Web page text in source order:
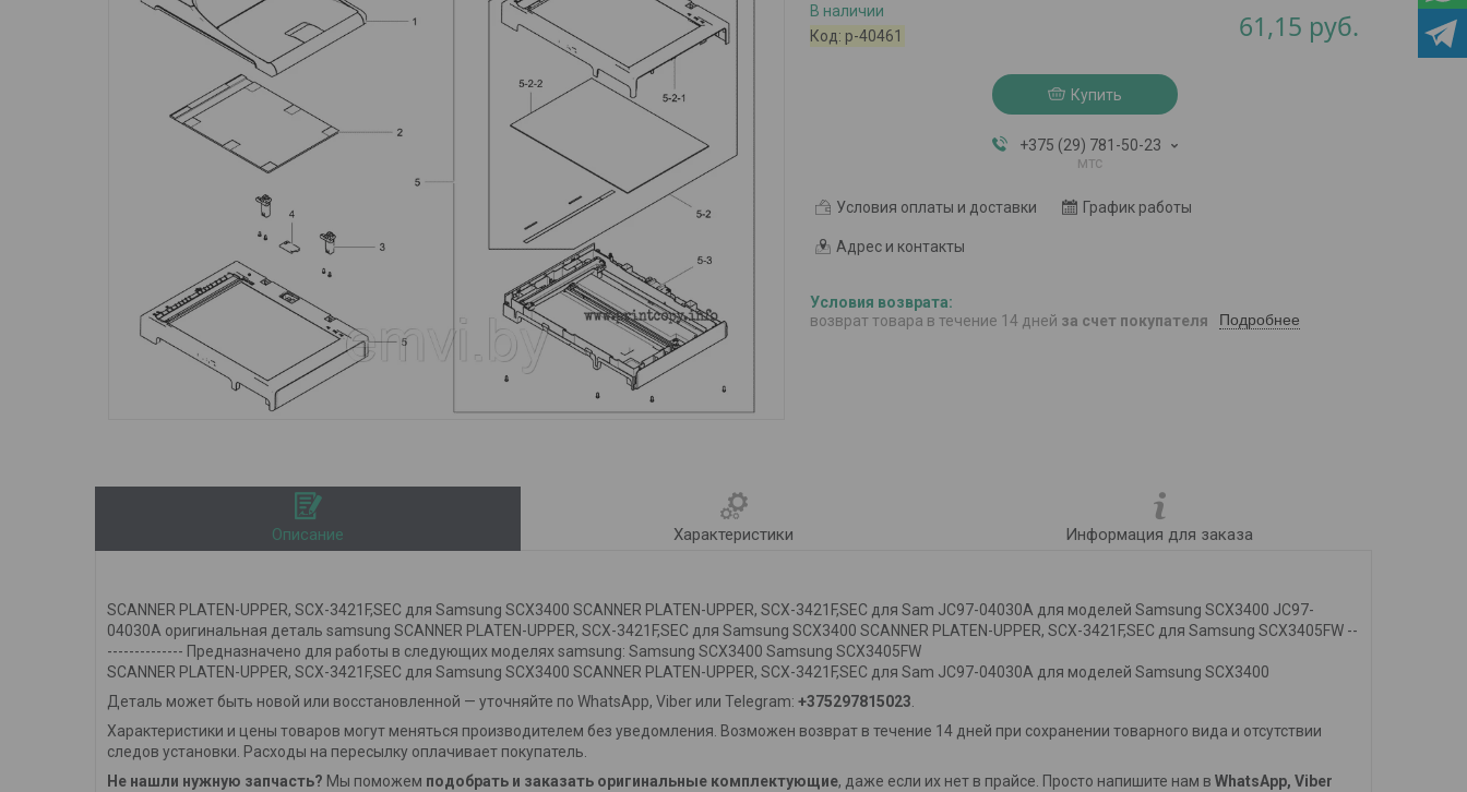
В наличии
Код: р-40461 61,15 руб.
Купить
+375 (29) 781-50-23
мтс
Условия оплаты и доставки График работы
Адрес и контакты
возврат товара в течение 14 дней за счет покупателя Подробнее
Описание Характеристики Информация для заказа
SCANNER PLATEN-UPPER, SCX-3421F,SEC для Samsung SCX3400 SCANNER PLATEN-UPPER, SCX-3421F,SEC для Sam JC97-04030A для моделей Samsung SCX3400 JC97-
04030A оригинальная деталь samsung SCANNER PLATEN-UPPER, SCX-3421F,SEC для Samsung SCX3400 SCANNER PLATEN-UPPER, SCX-3421F,SEC для Samsung SCX3405FW --
-------------- Предназначено для работы в следующих моделях samsung: Samsung SCX3400 Samsung SCX3405FW
SCANNER PLATEN-UPPER, SCX-3421F,SEC для Samsung SCX3400 SCANNER PLATEN-UPPER, SCX-3421F,SEC для Sam JC97-04030A для моделей Samsung SCX3400
Деталь может быть новой или восстановленной — уточняйте по WhatsApp, Viber или Telegram: +375297815023.
Характеристики и цены товаров могут меняться производителем без уведомления. Возможен возврат в течение 14 дней при сохранении товарного вида и отсутствии
следов установки. Расходы на пересылку оплачивает покупатель.
Не нашли нужную запчасть? Мы поможем подобрать и заказать оригинальные комплектующие, даже если их нет в прайсе. Просто напишите нам в WhatsApp, Viber